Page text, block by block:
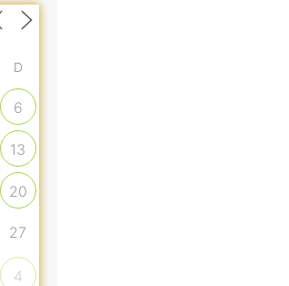
D
6
13
20
27
4